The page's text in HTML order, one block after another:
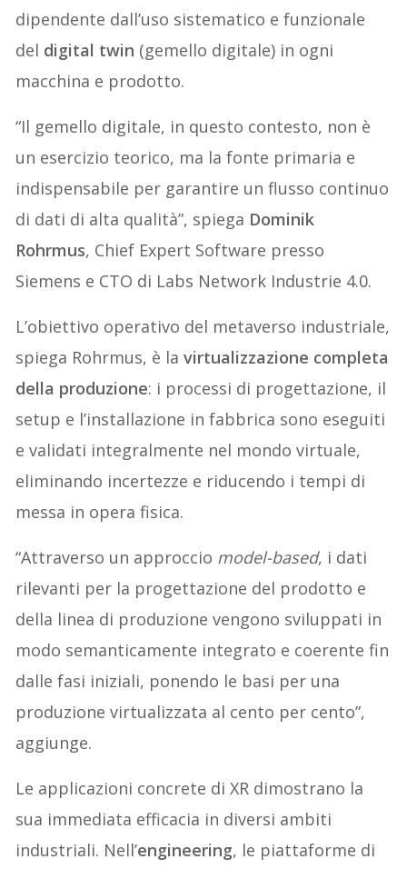
dipendente dall’uso sistematico e funzionale
del digital twin (gemello digitale) in ogni
macchina e prodotto.
“Il gemello digitale, in questo contesto, non è
un esercizio teorico, ma la fonte primaria e
indispensabile per garantire un flusso continuo
di dati di alta qualità”, spiega Dominik
Rohrmus, Chief Expert Software presso
Siemens e CTO di Labs Network Industrie 4.0.
L’obiettivo operativo del metaverso industriale,
spiega Rohrmus, è lavirtualizzazione completa
della produzione: i processi di progettazione, il
setup e l’installazione in fabbrica sono eseguiti
e validati integralmente nel mondo virtuale,
eliminando incertezze e riducendo i tempi di
messa in opera fisica.
“Attraverso un approccio model-based, i dati
rilevanti per la progettazione del prodotto e
della linea di produzione vengono sviluppati in
modo semanticamente integrato e coerente fin
dalle fasi iniziali, ponendo le basi per una
produzione virtualizzata al cento per cento”,
aggiunge.
Le applicazioni concrete di XR dimostrano la
sua immediata efficacia in diversi ambiti
industriali. Nell’engineering, le piattaforme di